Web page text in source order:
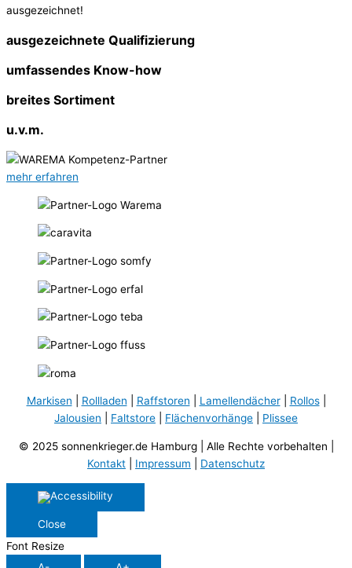
ausgezeichnet!
ausgezeichnete Qualifizierung
umfassendes Know-how
breites Sortiment
u.v.m.
mehr erfahren
Markisen Rollladen Raffstoren Lamellendächer| Rollos|
Jalousien
Faltstore Flächenvorhänge Plissee
© 2025 sonnenkrieger.de Hamburg | Alle Rechte vorbehalten |
Kontakt
Impressum Datenschutz
Close
Font Resize